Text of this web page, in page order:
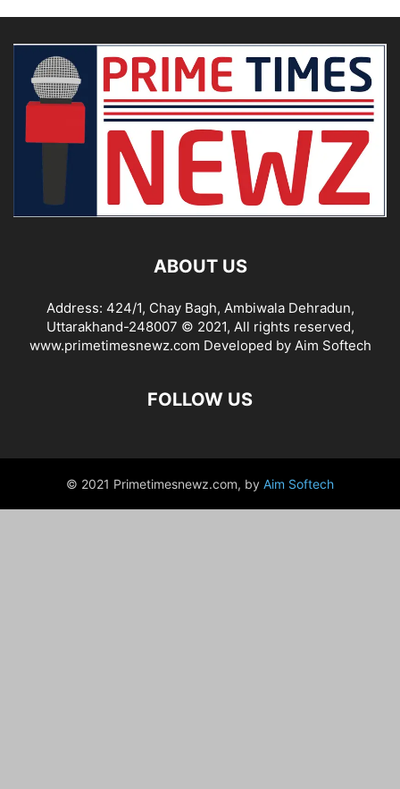
ABOUT US
Address: 424/1, Chay Bagh, Ambiwala Dehradun,
Uttarakhand-248007 © 2021, All rights reserved,
www.primetimesnewz.com Developed by Aim Softech
FOLLOW US
© 2021 Primetimesnewz.com, by Aim Softech